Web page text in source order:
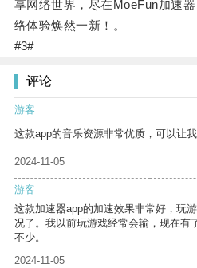
享网络世界，尽在MoeFun加速
络体验焕然一新！。
#3#
评论
游客
这款app的音乐资源非常优质，可以让
2024-11-05
游客
这款加速器app的加速效果非常好，玩
况了。我以前玩游戏经常会输，现在有
不少。
2024-11-05